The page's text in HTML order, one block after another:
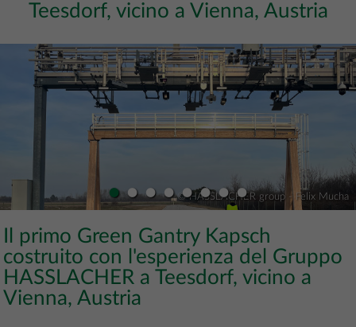
Teesdorf, vicino a Vienna, Austria
••••••••
© HASSLACHER group - Felix Mucha
Il primo Green Gantry Kapsch
costruito con l'esperienza del Gruppo
HASSLACHER a Teesdorf, vicino a
Vienna, Austria